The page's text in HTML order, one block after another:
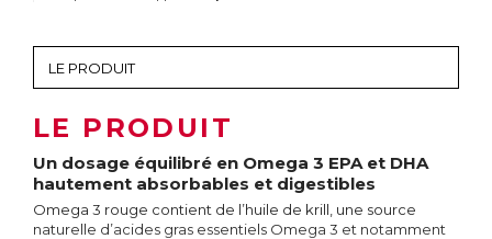
LE PRODUIT
Un dosage équilibré en Omega 3 EPA et DHA
hautement absorbables et digestibles
Omega 3 rouge contient de l’huile de krill, une source
naturelle d’acides gras essentiels Omega 3 et notamment